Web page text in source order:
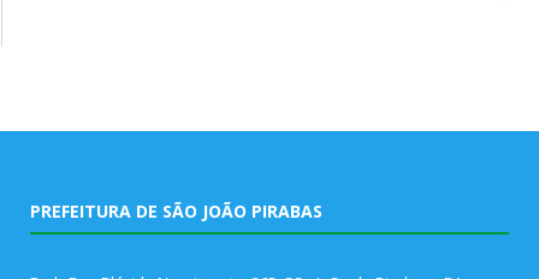
PREFEITURA DE SÃO JOÃO PIRABAS